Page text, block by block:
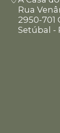
Rua
2950-701
Setúbal -